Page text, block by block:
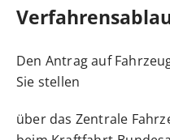
Den Antrag auf
Sie stellen
über das Zentrale